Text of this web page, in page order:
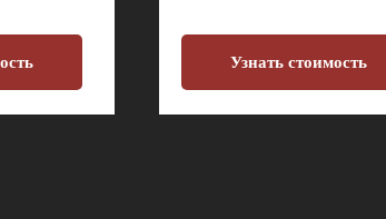
Узнать стоимость